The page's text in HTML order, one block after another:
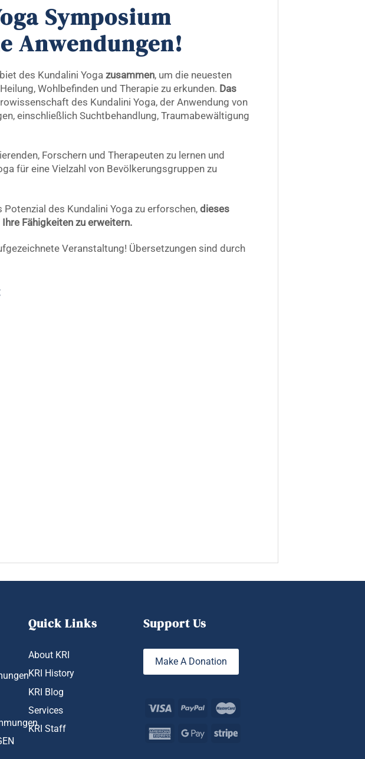
Symposium
Anwendungen!
des Kundalini Yoga zusammen, um die neuesten
Wohlbefinden und Therapie zu erkunden. Das
des Kundalini Yoga, der Anwendung von
einschließlich Suchtbehandlung, Traumabewältigung
Forschern und Therapeuten zu lernen und
für eine Vielzahl von Bevölkerungsgruppen zu
des Kundalini Yoga zu erforschen, dieses
Fähigkeiten zu erweitern.
Veranstaltung! Übersetzungen sind durch
Quick Links
About KRI
KRI History
KRI Blog
Services
KRI Staff
Support Us
Make A Donation